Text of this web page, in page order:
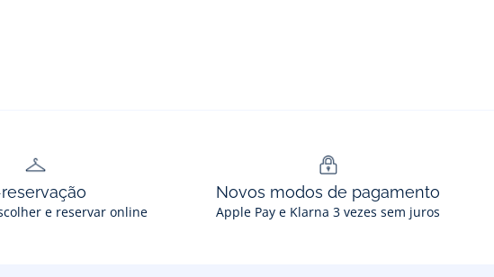
e reservar online
Novos modos de pagamento
Apple Pay e Klarna 3 vezes sem juros